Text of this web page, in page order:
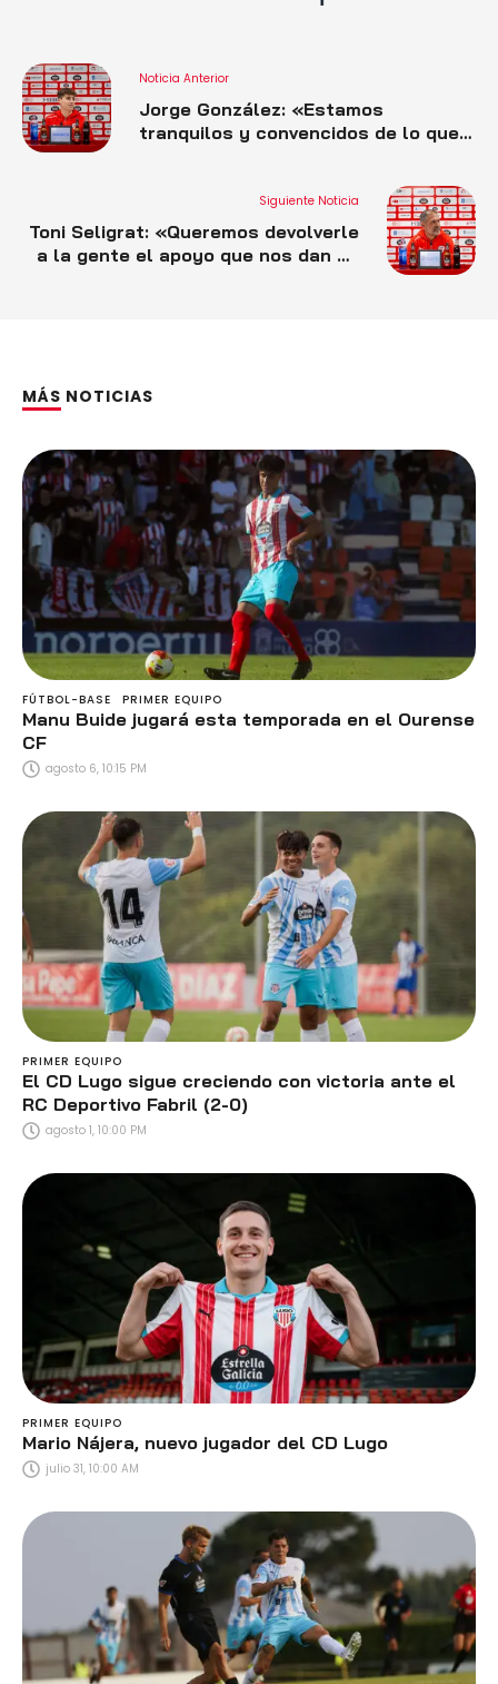
Noticia Anterior
Jorge González: «Estamos
tranquilos y convencidos de lo que
tenemos, el final de temporada será
positivo para todos»
Siguiente Noticia
Toni Seligrat: «Queremos devolverle
a la gente el apoyo que nos dan en
MÁS NOTICIAS
FÚTBOL-BASE PRIMER EQUIPO
Manu Buide jugará esta temporada en el Ourense
CF
agosto 6, 10:15 PM
PRIMER EQUIPO
El CD Lugo sigue creciendo con victoria ante el
RC Deportivo Fabril (2-0)
agosto 1, 10:00 PM
PRIMER EQUIPO
Mario Nájera, nuevo jugador del CD Lugo
julio 31, 10:00 AM